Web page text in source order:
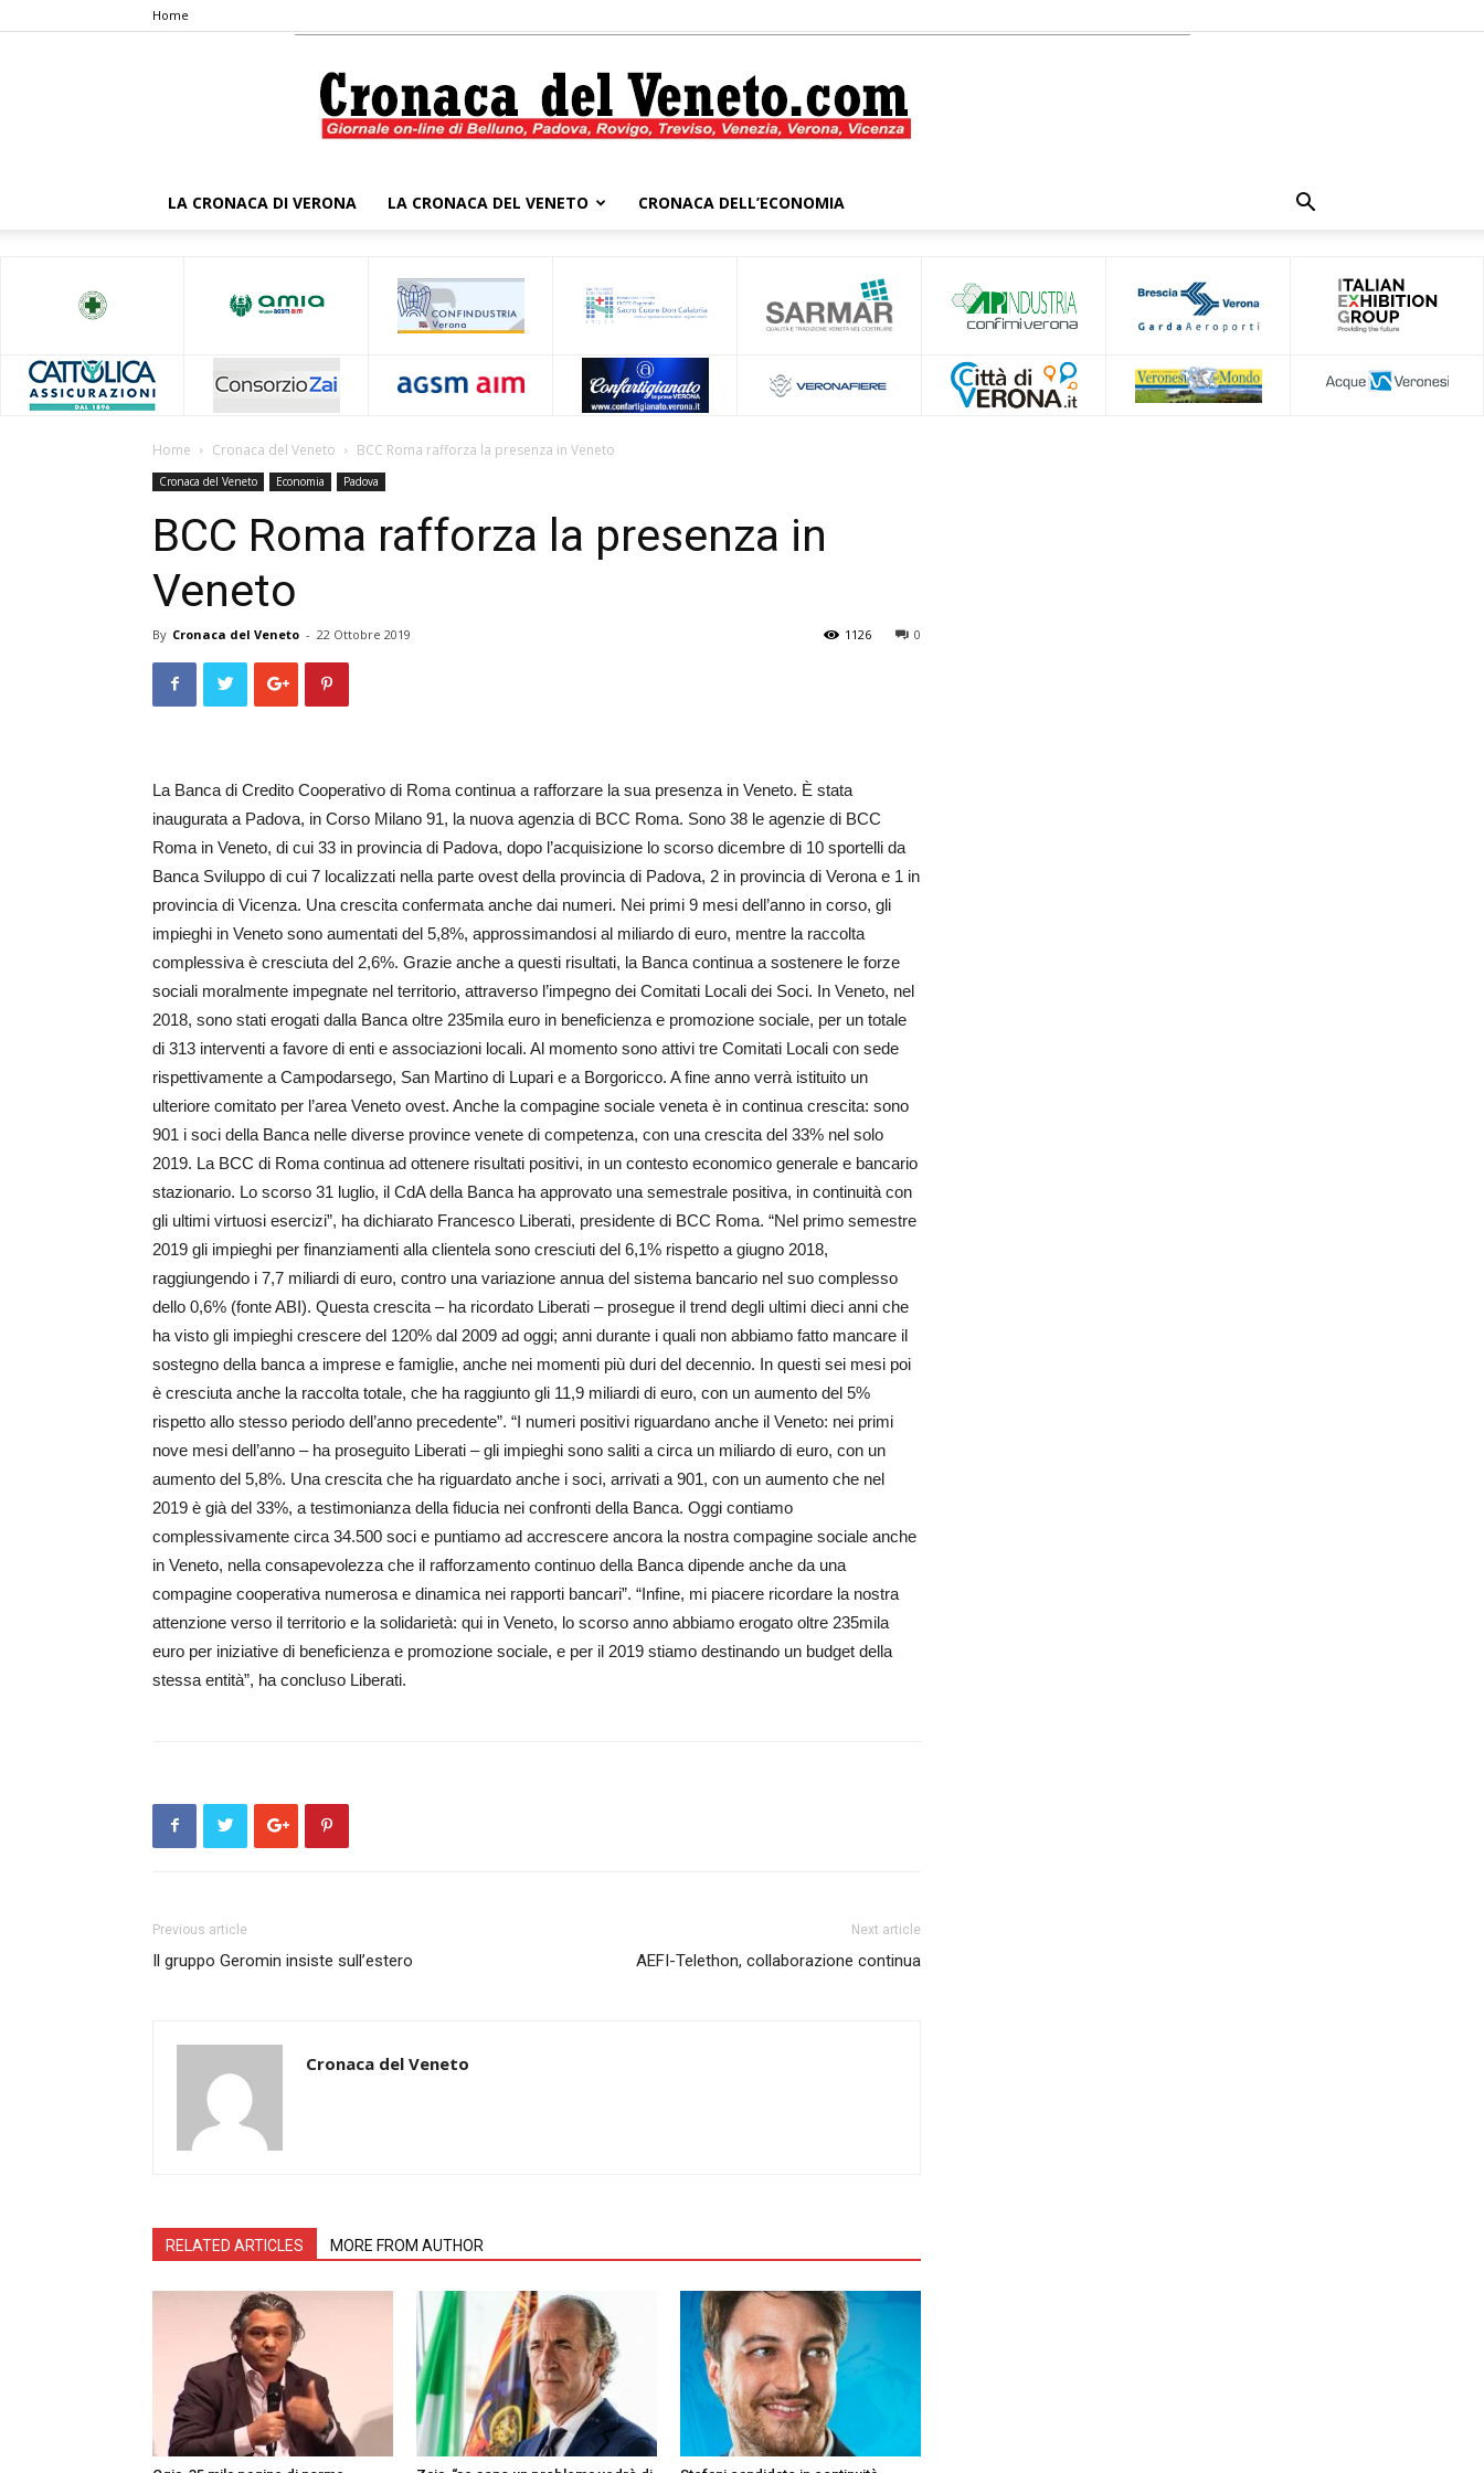
Home
Veneto
LA CRONACA DI VERONA LA CRONACA DEL VENETO CRONACA DELL’ECONOMIA
Home Cronaca del Veneto BCC Roma rafforza la presenza in Veneto
Cronaca del Veneto Economia Padova
BCC Roma rafforza la presenza in
Veneto
By Cronaca del Veneto - 22 Ottobre 2019 0
1126
La Banca di Credito Cooperativo di Roma continua a rafforzare la sua presenza in Veneto. È stata
inaugurata a Padova, in Corso Milano 91, la nuova agenzia di BCC Roma. Sono 38 le agenzie di BCC
Roma in Veneto, di cui 33 in provincia di Padova, dopo l’acquisizione lo scorso dicembre di 10 sportelli da
Banca Sviluppo di cui 7 localizzati nella parte ovest della provincia di Padova, 2 in provincia di Verona e 1 in
provincia di Vicenza. Una crescita confermata anche dai numeri. Nei primi 9 mesi dell’anno in corso, gli
impieghi in Veneto sono aumentati del 5,8%, approssimandosi al miliardo di euro, mentre la raccolta
complessiva è cresciuta del 2,6%. Grazie anche a questi risultati, la Banca continua a sostenere le forze
sociali moralmente impegnate nel territorio, attraverso l’impegno dei Comitati Locali dei Soci. In Veneto, nel
2018, sono stati erogati dalla Banca oltre 235mila euro in beneficienza e promozione sociale, per un totale
di 313 interventi a favore di enti e associazioni locali. Al momento sono attivi tre Comitati Locali con sede
rispettivamente a Campodarsego, San Martino di Lupari e a Borgoricco. A fine anno verrà istituito un
ulteriore comitato per l’area Veneto ovest. Anche la compagine sociale veneta è in continua crescita: sono
901 i soci della Banca nelle diverse province venete di competenza, con una crescita del 33% nel solo
2019. La BCC di Roma continua ad ottenere risultati positivi, in un contesto economico generale e bancario
stazionario. Lo scorso 31 luglio, il CdA della Banca ha approvato una semestrale positiva, in continuità con
gli ultimi virtuosi esercizi”, ha dichiarato Francesco Liberati, presidente di BCC Roma. “Nel primo semestre
2019 gli impieghi per finanziamenti alla clientela sono cresciuti del 6,1% rispetto a giugno 2018,
raggiungendo i 7,7 miliardi di euro, contro una variazione annua del sistema bancario nel suo complesso
dello 0,6% (fonte ABI). Questa crescita – ha ricordato Liberati – prosegue il trend degli ultimi dieci anni che
ha visto gli impieghi crescere del 120% dal 2009 ad oggi; anni durante i quali non abbiamo fatto mancare il
sostegno della banca a imprese e famiglie, anche nei momenti più duri del decennio. In questi sei mesi poi
è cresciuta anche la raccolta totale, che ha raggiunto gli 11,9 miliardi di euro, con un aumento del 5%
rispetto allo stesso periodo dell’anno precedente”. “I numeri positivi riguardano anche il Veneto: nei primi
nove mesi dell’anno – ha proseguito Liberati – gli impieghi sono saliti a circa un miliardo di euro, con un
aumento del 5,8%. Una crescita che ha riguardato anche i soci, arrivati a 901, con un aumento che nel
2019 è già del 33%, a testimonianza della fiducia nei confronti della Banca. Oggi contiamo
complessivamente circa 34.500 soci e puntiamo ad accrescere ancora la nostra compagine sociale anche
in Veneto, nella consapevolezza che il rafforzamento continuo della Banca dipende anche da una
compagine cooperativa numerosa e dinamica nei rapporti bancari”. “Infine, mi piacere ricordare la nostra
attenzione verso il territorio e la solidarietà: qui in Veneto, lo scorso anno abbiamo erogato oltre 235mila
euro per iniziative di beneficienza e promozione sociale, e per il 2019 stiamo destinando un budget della
stessa entità”, ha concluso Liberati.
Previous article
Il gruppo Geromin insiste sull’estero
Next article
AEFI-Telethon, collaborazione continua
Cronaca del Veneto
RELATED ARTICLES MORE FROM AUTHOR